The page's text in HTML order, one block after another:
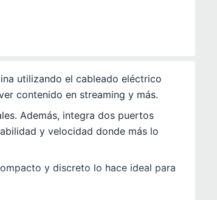
utilizando el cableado eléctrico
contenido en streaming y más.
Además, integra dos puertos
y velocidad donde más lo
y discreto lo hace ideal para